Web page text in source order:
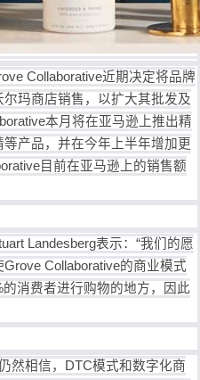
Collaborative近期决定将品牌
玛商店销售，以扩大其批发及
本月将在亚马逊上推出精
产品，并在今年上半年增加更
目前在亚马逊上的销售额
Landesberg表示：“我们的愿
Collaborative的商业模式
消费者进行购物的地方，因此
然相信，DTC模式和数字化商